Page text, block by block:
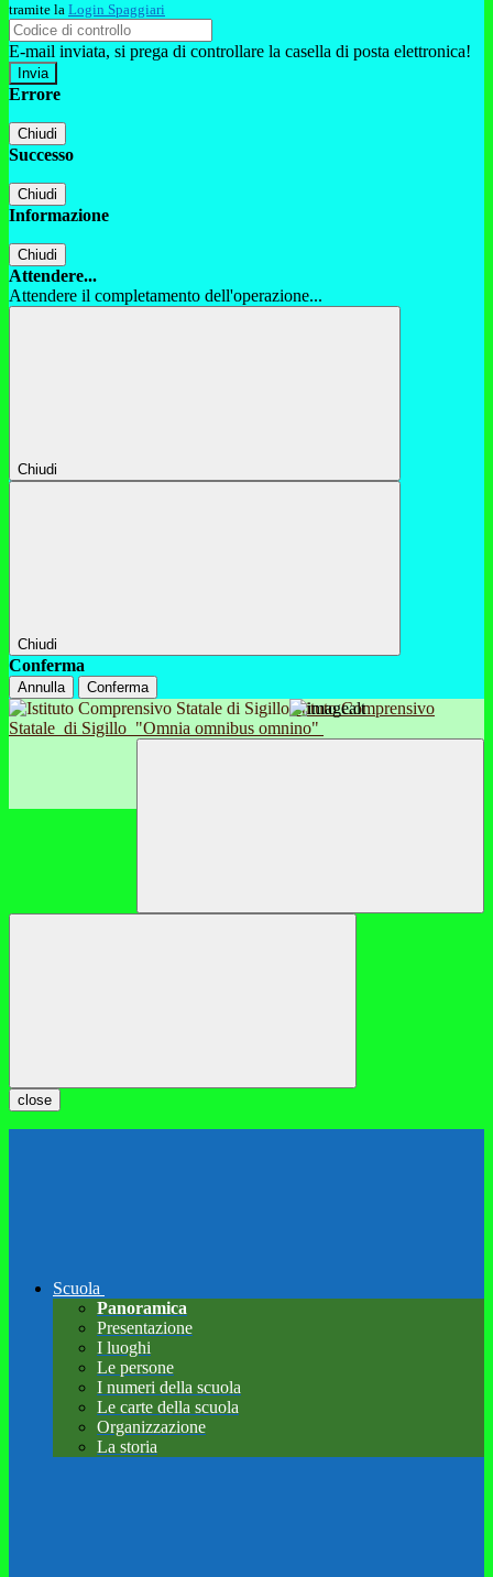
tramite la Login Spaggiari
E-mail inviata, si prega di controllare la casella di posta elettronica!
Errore
Chiudi
Successo
Chiudi
Informazione
Chiudi
Attendere...
Attendere il completamento dell'operazione...
Chiudi
Chiudi
Conferma
Annulla Conferma
Istituto Comprensivo
Statale di Sigillo "Omnia omnibus omnino"
close
Scuola
Panoramica
Presentazione
I luoghi
Le persone
I numeri della scuola
Le carte della scuola
Organizzazione
La storia